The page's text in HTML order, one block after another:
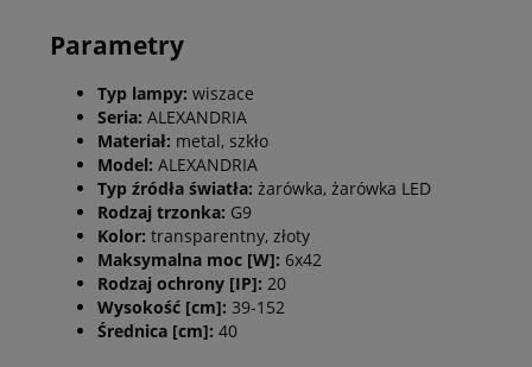
Parametry
Typ lampy: wiszace
Seria: ALEXANDRIA
Materiał: metal, szkło
Model: ALEXANDRIA
Typ źródła światła: żarówka, żarówka LED
Rodzaj trzonka: G9
Kolor: transparentny, złoty
Maksymalna moc [W]: 6x42
Rodzaj ochrony [IP]: 20
Wysokość [cm]: 39-152
Średnica [cm]: 40